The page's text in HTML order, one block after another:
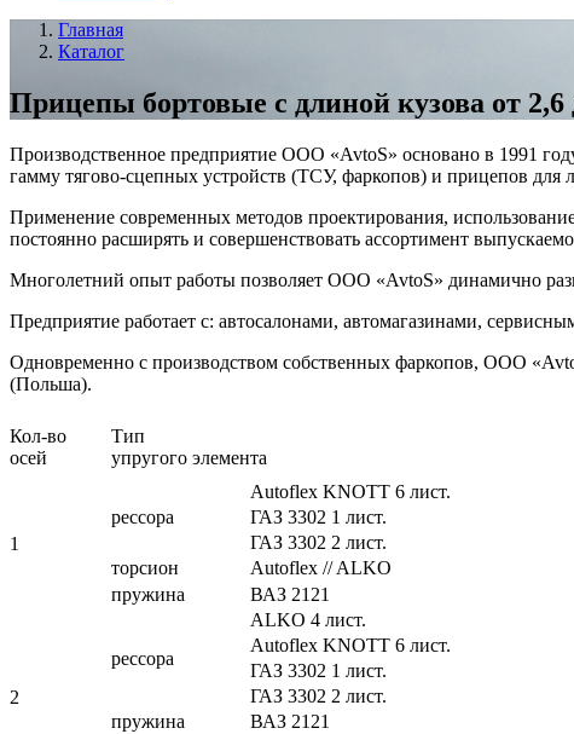
Главная
Каталог
Прицепы бортовые с длиной кузова от 2,6
Производственное предприятие ООО «AvtoS» основано в 1991
гамму тягово-сцепных устройств (ТСУ, фаркопов) и прицепов для
Применение современных методов проектирования,
постоянно расширять и совершенствовать ассортимент
Многолетний опыт работы позволяет ООО «AvtoS» динамично
Предприятие работает с: автосалонами, автомагазинами,
Одновременно с производством собственных фаркопов, ООО
(Польша).
Кол-во
осей
упругого элемента
1
рессора
Autoflex KNOTT 6 лист.
ГАЗ 3302 1 лист.
ГАЗ 3302 2 лист.
торсион
Autoflex // ALKO
пружина
ВАЗ 2121
2
рессора
ALKO 4 лист.
Autoflex KNOTT 6 лист.
ГАЗ 3302 1 лист.
ГАЗ 3302 2 лист.
пружина
ВАЗ 2121